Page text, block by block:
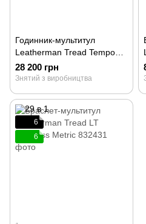
Годинник-мультитул
Leatherman Tread Tempo
Steel 832421
28 200 грн
Знятий з виробництва
6
6